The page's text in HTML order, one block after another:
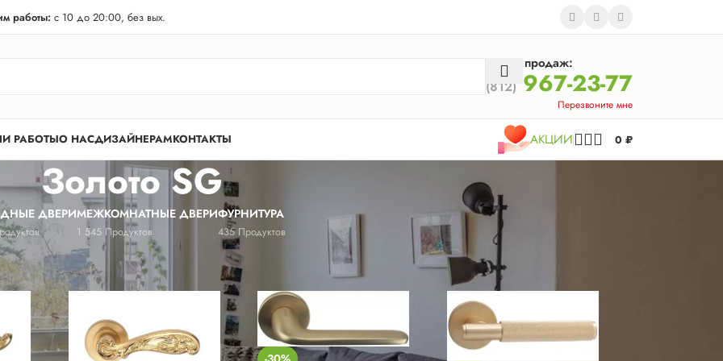
Лен. области! Бесплатная доставка в 50 км. от КАД.
работы: с 10 до 20:00, без вых.
Отдел продаж:
(812) 967-23-77
Перезвоните мне
РАБОТЫО НАСДИЗАЙНЕРАМКОНТАКТЫ АКЦИИ 0 ₽
Золото SG
ДВЕРИМЕЖКОМНАТНЫЕ ДВЕРИ
1 545 Продуктов
ФУРНИТУРА
435 Продуктов
Золото SG